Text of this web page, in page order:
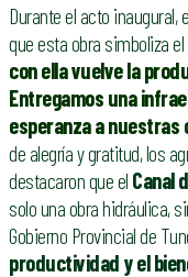
Durante el acto inaugural,
que esta obra simboliza
con ella vuelve la
Entregamos una
esperanza a nuestras
de alegría y gratitud, los
destacaron que el Canal
solo una obra hidráulica,
Gobierno Provincial de
productividad y el